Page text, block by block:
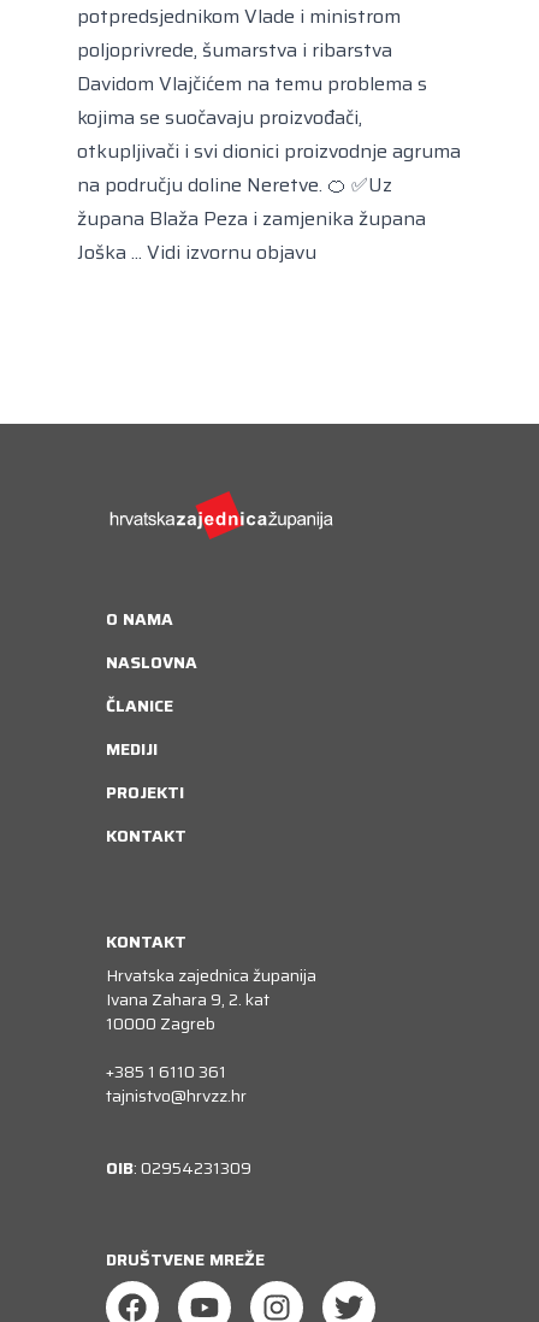
potpredsjednikom Vlade i ministrom
poljoprivrede, šumarstva i ribarstva
Davidom Vlajčićem na temu problema s
kojima se suočavaju proizvođači,
otkupljivači i svi dionici proizvodnje agruma
na području doline Neretve. 🍊 ✅Uz
župana Blaža Peza i zamjenika župana
Joška ... Vidi izvornu objavu
O NAMA
NASLOVNA
ČLANICE
MEDIJI
PROJEKTI
KONTAKT
KONTAKT
Hrvatska zajednica županija
Ivana Zahara 9, 2. kat
10000 Zagreb
+385 1 6110 361
tajnistvo@hrvzz.hr
OIB: 02954231309
DRUŠTVENE MREŽE